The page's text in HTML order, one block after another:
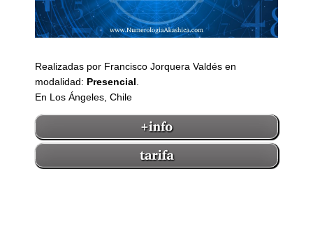
Realizadas por Francisco Jorquera Valdés en
modalidad: Presencial
En Los Ángeles, Chile